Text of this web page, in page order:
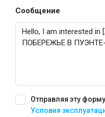
Сообщение
Отправляя эту
Условия